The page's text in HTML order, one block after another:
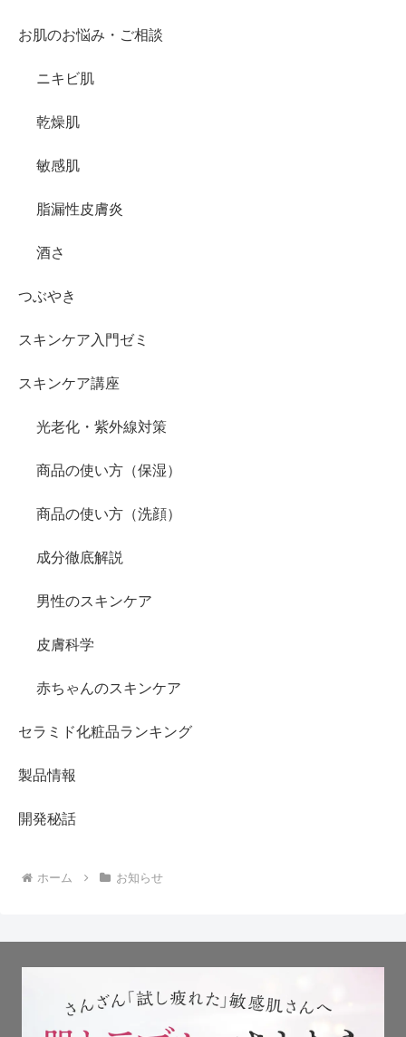
お肌のお悩み・ご相談
ニキビ肌
乾燥肌
敏感肌
脂漏性皮膚炎
酒さ
つぶやき
スキンケア入門ゼミ
スキンケア講座
光老化・紫外線対策
商品の使い方（保湿）
商品の使い方（洗顔）
成分徹底解説
男性のスキンケア
皮膚科学
赤ちゃんのスキンケア
セラミド化粧品ランキング
製品情報
開発秘話
ホーム お知らせ